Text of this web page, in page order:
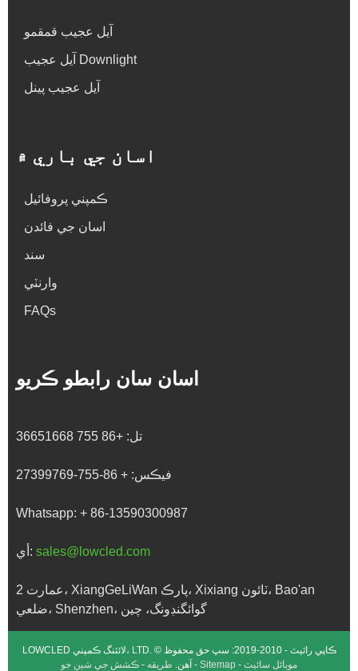
آيل عجيب قمقمو
آيل عجيب Downlight
آيل عجيب پينل
اسان جي باري ۾
ڪمپني پروفائيل
اسان جي فائدن
سند
وارنٽي
FAQs
اسان سان رابطو ڪريو
تل: +86 755 36651668
فيڪس: + 86-755-27399769
Whatsapp: + 86-13590300987
أي: sales@lowcled.com
عمارت 2، XiangGeLiWan پارڪ، Xixiang ٽائون، Bao'an
ضلعي، Shenzhen، گوائگنڊونگ، چين
LOWCLED لائٽنگ ڪمپني، LTD. © ڪاپي رائيٽ - 2010-2019: سڀ حق محفوظ
آهن. طريقه - - Sitemap - موبائل سائيٽ